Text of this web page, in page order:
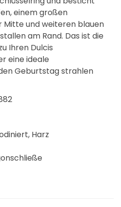
einem großen
Mitte und weiteren blauen
am Rand. Das ist die
Ihren Dulcis
eine ideale
Geburtstag strahlen
Harz